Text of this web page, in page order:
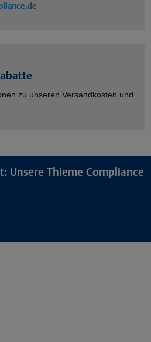
zu unseren Versandkosten und
Unsere Thieme Compliance